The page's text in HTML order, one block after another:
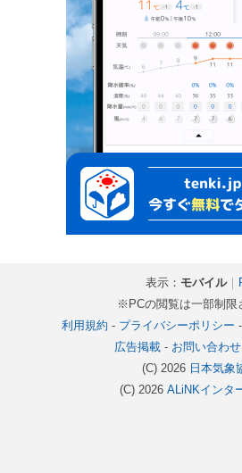
表示： モバイル｜
※PCの閲覧は一部制限
利用規約 - プライバシーポリシー -
広告掲載- お問い合わせ
(C) 2026 日本気象
(C) 2026 ALiNKインタ